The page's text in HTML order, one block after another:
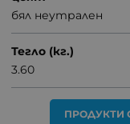
бял неутрален
Тегло (кг.)
3.60
ПРОДУКТИ